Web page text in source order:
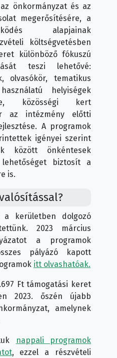
önkormányzat és az
megerősítésére, a
alapjainak
költségvetésben
különböző fókuszú
teszi lehetővé:
olvasókör, tematikus
helyiségek
közösségi kert
az intézmény előtti
A programok
igényei szerint
között önkéntesek
biztosít a
is.
a kerületben dolgozó
2023 március
a programok
pályázó kapott
itt olvashatóak.
Ft támogatási keret
2023. őszén újabb
amelynek
nappali programok
, ezzel a részvételi